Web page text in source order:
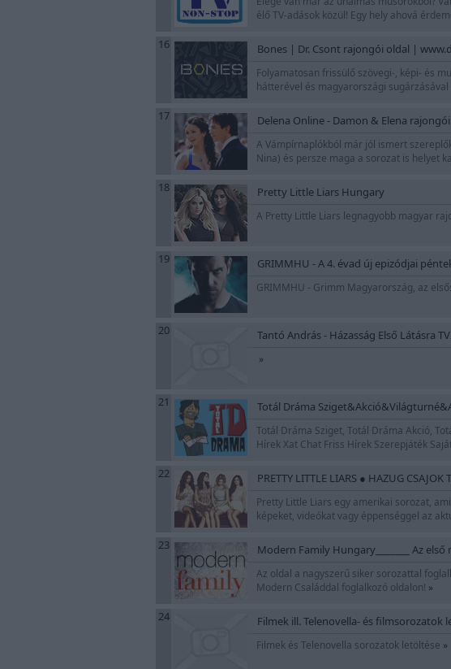
élő TV-adások közül! Egy hely ahová
16 Bones | Dr. Csont rajongói oldal |
Folyamatosan frissülő szövegi-, képi- és
hátterével és magyarországi sugárzásával
17 Delena Online - Damon & Elena
A Vámpírnaplókból már jól ismert
Nina) és persze maga a sorozat is helyet
18 Pretty Little Liars Hungary
A Pretty Little Liars legnagyobb magyar
19 GRIMMHU - A 4. évad új epizódjai
GRIMMHU - Grimm Magyarország, az
20 Tantó András - Házasság Első Látásra
»
21 Totál Dráma
Totál Dráma Sziget, Totál Dráma Akció,
Hírek Xat Chat Friss Hírek Szerepjáték
22 PRETTY LITTLE LIARS ● HAZUG
Pretty Little Liars egy amerikai sorozat,
képeket, videókat vagy éppenséggel az
23 Modern Family Hungary_______ Az
Az oldal a nagyszerű siker sorozattal
Modern Családdal foglalkozó oldalon! »
24 Filmek ill. Telenovella- és filmsorozatok
Filmek és Telenovella sorozatok letöltése »